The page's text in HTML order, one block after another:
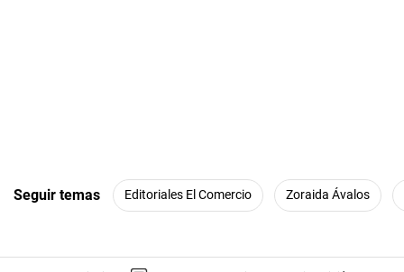
Seguir temas Editoriales El Comercio Zoraida Ávalos